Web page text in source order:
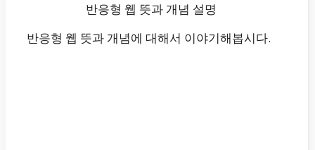
반응형 웹 뜻과 개념 설명
반응형 웹 뜻과 개념에 대해서 이야기해봅시다.